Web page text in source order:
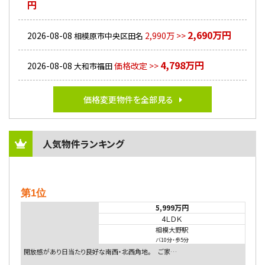
円
2026-08-08 相模原市中央区田名 2,990万 >> 2,690万円
2026-08-08 大和市福田価格改定 >> 4,798万円
価格変更物件を全部見る
人気物件ランキング
第1位
5,999万円
4ＬＤＫ
相模大野駅
バ10分・歩5分
開放感があり日当たり良好な南西・北西角地。 ご家…